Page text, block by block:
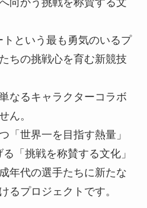
向かう挑戦を称賛する文
という最も勇気のいるプ
ちの挑戦心を育む新競技
なるキャラクターコラボ
ん。
「世界一を目指す熱量」
「挑戦を称賛する文化」
年代の選手たちに新たな
るプロジェクトです。